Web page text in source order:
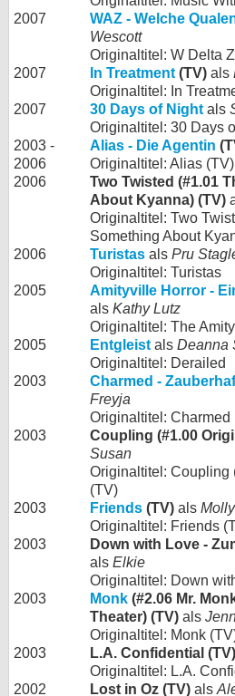
2007
WAZ - Welche
Wescott
Originaltitel: W Delta Z
2007
In Treatment (TV) als
Originaltitel: In
2007
30 Days of Night als
Originaltitel: 30 Days
2003 -
2006
Alias - Die Agentin
Originaltitel: Alias (TV)
2006
Two Twisted (#1.01
About Kyanna) (TV)
Originaltitel: Two
Something About
2006
Turistas als Pru
Originaltitel: Turistas
2005
Amityville Horror -
als Kathy Lutz
Originaltitel: The
2005
Entgleist als Deanna
Originaltitel: Derailed
2003
Charmed -
Freyja
Originaltitel: Charmed
2003
Coupling (#1.00
Susan
Originaltitel: Coupling
(TV)
2003
Friends (TV) als Molly
Originaltitel: Friends
2003
Down with Love -
als Elkie
Originaltitel: Down
2003
Monk (#2.06 Mr.
Theater) (TV) als
Originaltitel: Monk
2003
L.A. Confidential (TV)
Originaltitel: L.A.
2002
Lost in Oz (TV) als